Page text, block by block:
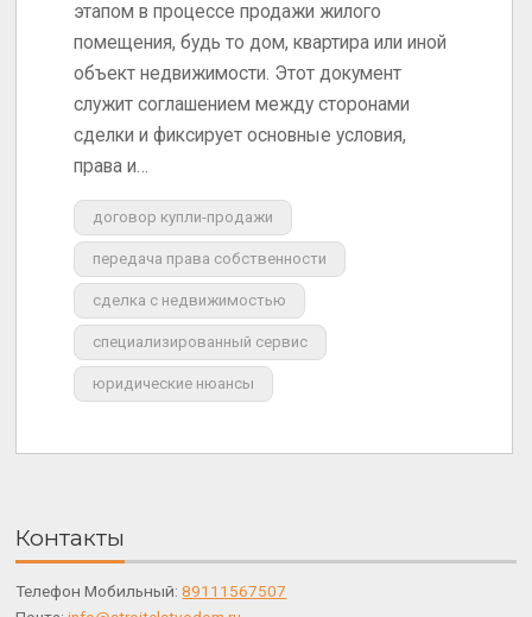
этапом в процессе продажи жилого
помещения, будь то дом, квартира или иной
объект недвижимости. Этот документ
служит соглашением между сторонами
сделки и фиксирует основные условия,
права и…
договор купли-продажи
передача права собственности
сделка с недвижимостью
специализированный сервис
юридические нюансы
Контакты
Телефон Мобильный:89111567507